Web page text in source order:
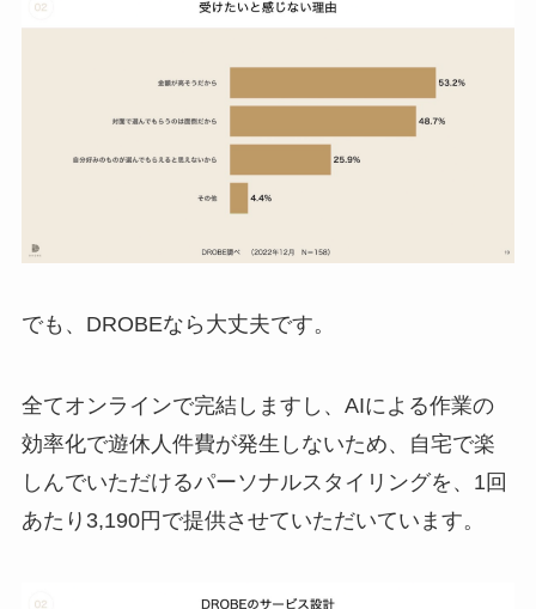
でも、DROBEなら大丈夫です。
全てオンラインで完結しますし、AIによる作業の
効率化で遊休人件費が発生しないため、自宅で楽
しんでいただけるパーソナルスタイリングを、1回
あたり3,190円で提供させていただいています。